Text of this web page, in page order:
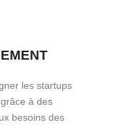
les startups
à des
besoins des